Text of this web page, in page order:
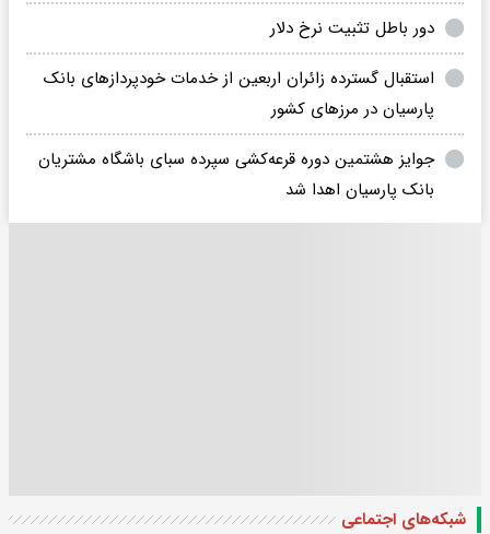
دور باطل تثبیت نرخ دلار
استقبال گسترده زائران اربعین از خدمات خودپردازهای بانک
پارسیان در مرزهای کشور
جوایز هشتمین دوره قرعه‌کشی سپرده سبای باشگاه مشتریان
بانک پارسیان اهدا شد
شبکه‌های اجتماعی